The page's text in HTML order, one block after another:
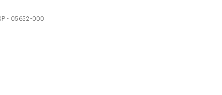
- 05652-000